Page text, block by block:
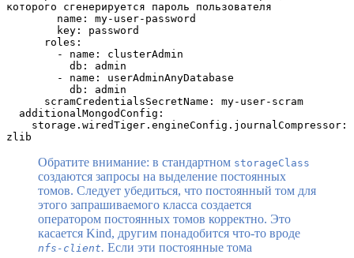
которого сгенерируется пароль пользователя
        name: my-user-password
        key: password
      roles:
        - name: clusterAdmin
          db: admin
        - name: userAdminAnyDatabase
          db: admin
      scramCredentialsSecretName: my-user-scram
  additionalMongodConfig:
zlib
Обратите внимание: в стандартном storageClass
создаются запросы на выделение постоянных
томов. Следует убедиться, что постоянный том для
этого запрашиваемого класса создается
оператором постоянных томов корректно. Это
касается Kind, другим понадобится что-то вроде
nfs-client. Если эти постоянные тома